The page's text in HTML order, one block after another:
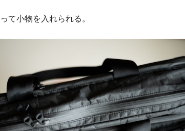
て小物を入れられる。